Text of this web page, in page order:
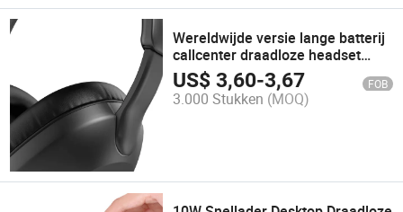
Wereldwijde versie lange batterij
callcenter draadloze headset
Bluetooth koptelefoon oordopjes
US$3,60-3,67 FOB
3.000 Stukken (MOQ)